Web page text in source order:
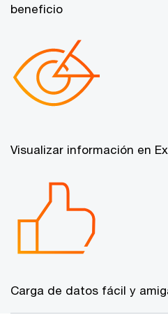
beneficio
Visualizar información en
Carga de datos fácil y